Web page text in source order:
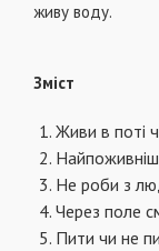
живу воду.
Зміст
Живи в поті
Не роби з
Через поле
Пити чи не